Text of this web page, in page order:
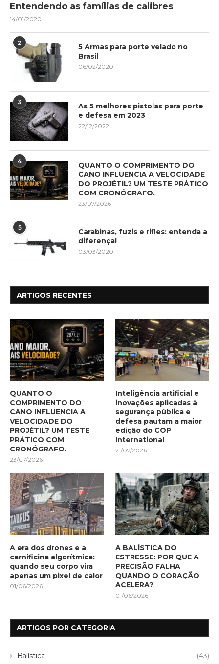
Entendendo as famílias de calibres
14/01/2020
2
5 Armas para porte velado no
Brasil
06/02/2020
3
As 5 melhores pistolas para porte
e defesa em 2023
22/12/2022
4
QUANTO O COMPRIMENTO DO
CANO INFLUENCIA A VELOCIDADE
DO PROJÉTIL? UM TESTE PRÁTICO
COM CRONÓGRAFO.
23/07/2026
5
Carabinas, fuzis e rifles: entenda a
diferença!
03/03/2020
ARTIGOS RECENTES
QUANTO O
COMPRIMENTO DO
CANO INFLUENCIA A
VELOCIDADE DO
PROJÉTIL? UM TESTE
PRÁTICO COM
CRONÓGRAFO.
23/07/2026
Inteligência artificial e
inovações aplicadas à
segurança pública e
defesa pautam a maior
edição do COP
International
21/07/2026
A era dos drones e a
carnificina algorítmica:
quando seu corpo vira
apenas um pixel de calor
01/06/2026
A BALÍSTICA DO
ESTRESSE: POR QUE A
PRECISÃO FALHA
QUANDO O CORAÇÃO
ACELERA?
01/06/2026
ARTIGOS POR CATEGORIA
Balística (43)